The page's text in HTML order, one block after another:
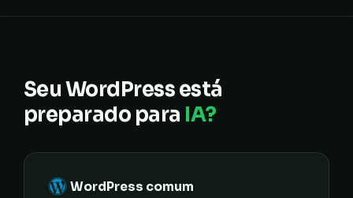
Seu WordPress está
preparado para IA?
WordPress comum